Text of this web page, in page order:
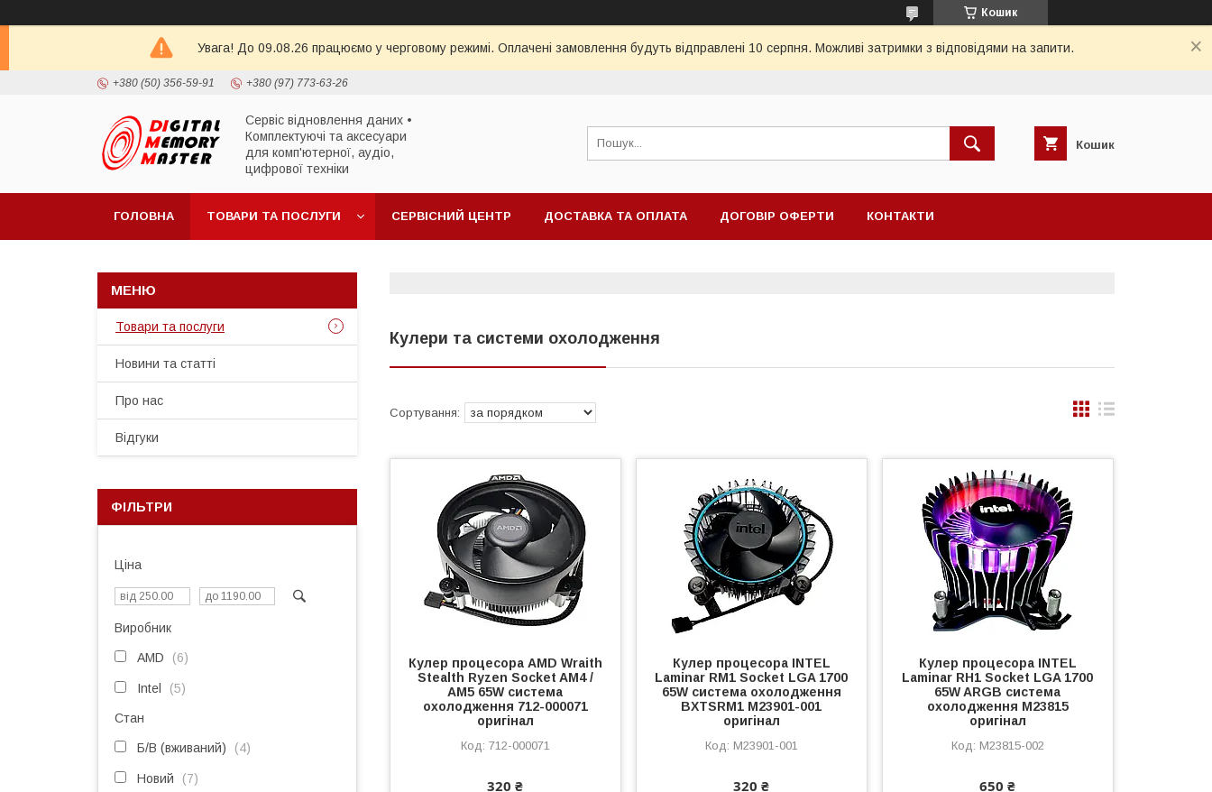
Кошик
Увага! До 09.08.26 працюємо у черговому режимі. Оплачені замовлення будуть відправлені 10 серпня. Можливі затримки з відповідями на запити.
+380 (50) 356-59-91 +380 (97) 773-63-26
Сервіс відновлення даних •
Комплектуючі та аксесуари
для комп'ютерної, аудіо,
цифрової техніки
Кошик
ГОЛОВНА ТОВАРИ ТА ПОСЛУГИ СЕРВІСНИЙ ЦЕНТР ДОСТАВКА ТА ОПЛАТА ДОГОВІР ОФЕРТИ КОНТАКТИ
Кулери та системи охолодження
Кулер процесора AMD Wraith
Stealth Ryzen Socket AM4 /
AM5 65W система
охолодження 712-000071
оригінал
712-000071
320 ₴
Кулер процесора INTEL
Laminar RM1 Socket LGA 1700
65W система охолодження
BXTSRM1 M23901-001
оригінал
M23901-001
320 ₴
Кулер процесора INTEL
Laminar RH1 Socket LGA 1700
65W ARGB система
охолодження M23815
оригінал
M23815-002
650 ₴
Товари та послуги
Новини та статті
Про нас
Відгуки
ФІЛЬТРИ
Ціна
Виробник
AMD 6
Intel 5
Стан
Б/В (вживаний) 4
Новий 7